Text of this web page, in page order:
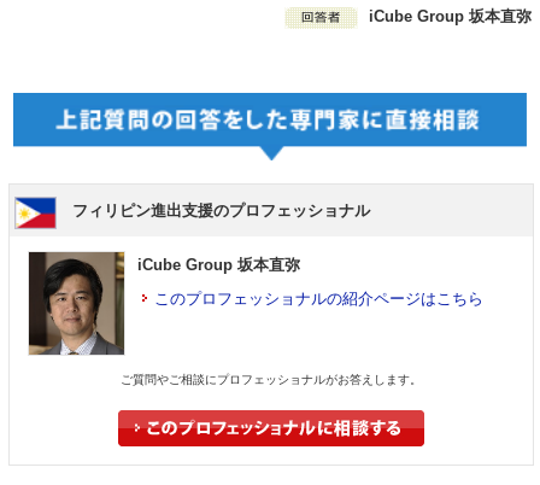
iCube Group 坂本直弥
フィリピン進出支援のプロフェッショナル
iCube Group 坂本直弥
このプロフェッショナルの紹介ページはこちら
ご質問やご相談にプロフェッショナルがお答えします。